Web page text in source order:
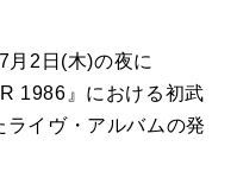
月2日(木)の夜に
1986』における初武
イヴ・アルバムの発